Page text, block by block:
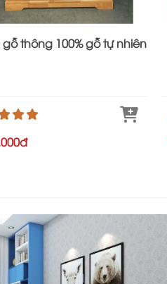
gỗ thông 100% gỗ tự nhiên